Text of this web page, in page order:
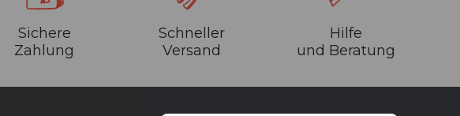
Sichere
Zahlung
Schneller
Versand
Hilfe
und Beratung